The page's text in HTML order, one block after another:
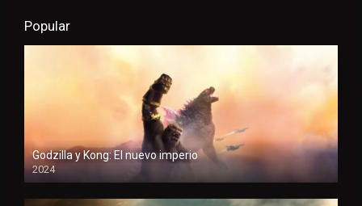
Popular
Godzilla y Kong: El nuevo imperio
2024
HD